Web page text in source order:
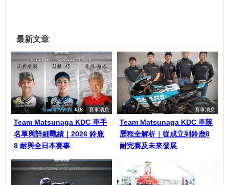
最新文章
賽事消息
Team Matsunaga KDC 車手
名單與詳細戰績｜2026 鈴鹿
8 耐與全日本賽事
賽事消息
Team Matsunaga KDC 車隊
歷程全解析｜從成立到鈴鹿8
耐完賽及未來發展